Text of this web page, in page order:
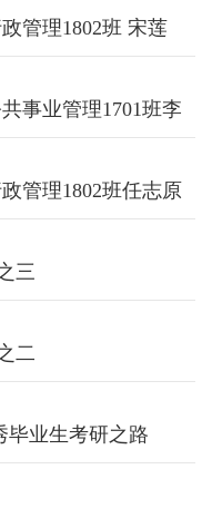
管理1802班 宋莲
事业管理1701班李
管理1802班任志原
三
二
毕业生考研之路